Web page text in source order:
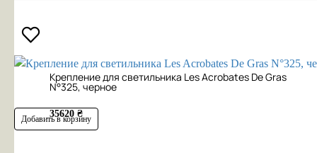
Крепление для светильника Les Acrobates De Gras
N°325, черное
35620 ₴
Добавить в корзину